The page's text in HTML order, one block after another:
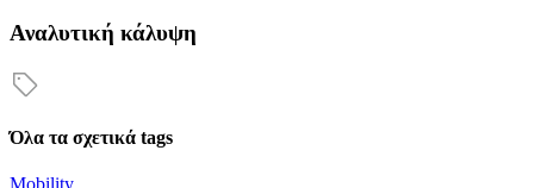
Αναλυτική κάλυψη
Όλα τα σχετικά tags
Mobility